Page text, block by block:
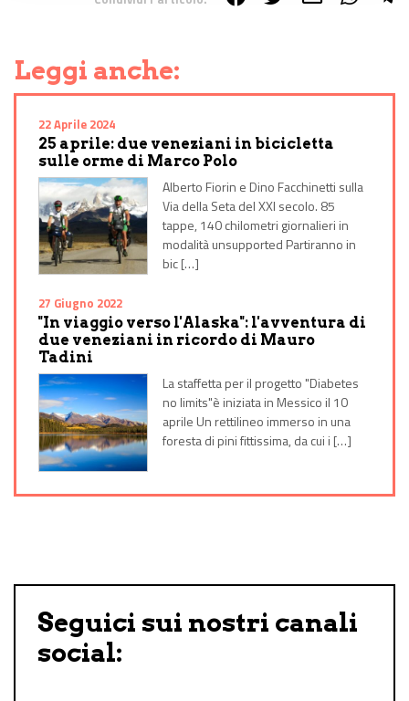
Leggi anche:
22 Aprile 2024
25 aprile: due veneziani in bicicletta
sulle orme di Marco Polo
Alberto Fiorin e Dino Facchinetti sulla
Via della Seta del XXI secolo. 85
tappe, 140 chilometri giornalieri in
modalità unsupported Partiranno in
bic […]
27 Giugno 2022
"In viaggio verso l'Alaska": l'avventura di
due veneziani in ricordo di Mauro
Tadini
La staffetta per il progetto "Diabetes
no limits"è iniziata in Messico il 10
aprile Un rettilineo immerso in una
foresta di pini fittissima, da cui i […]
Seguici sui nostri canali
social: